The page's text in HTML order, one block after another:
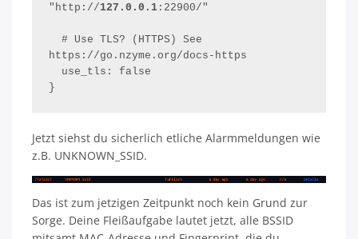
"http://127.0.0.1 :22900/"
https://go.nzyme.org/docs-https
Jetzt siehst du sicherlich etliche Alarmmeldungen wie
z.B. UNKNOWN_SSID.
Das ist zum jetzigen Zeitpunkt noch kein Grund zur
Sorge. Deine Fleißaufgabe lautet jetzt, alle BSSID